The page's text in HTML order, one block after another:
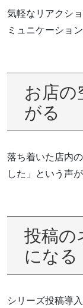
気軽なリアクシ
ミュニケーショ
お店の
がる
落ち着いた店内
した」という声
投稿の
になる
シリーズ投稿導